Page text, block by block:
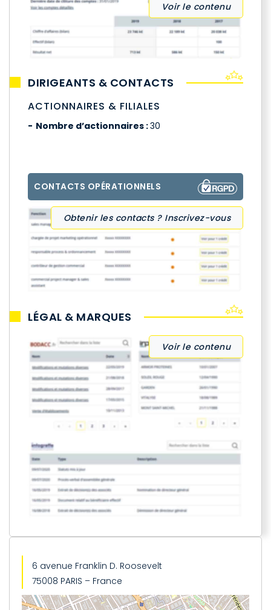
Voir le contenu
DIRIGEANTS & CONTACTS
ACTIONNAIRES & FILIALES
Nombre d’actionnaires :30
CONTACTS OPÉRATIONNELS
Obtenir les contacts ? Inscrivez-vous
LÉGAL & MARQUES
Voir le contenu
6 avenue Franklin D. Roosevelt
75008 PARIS – France